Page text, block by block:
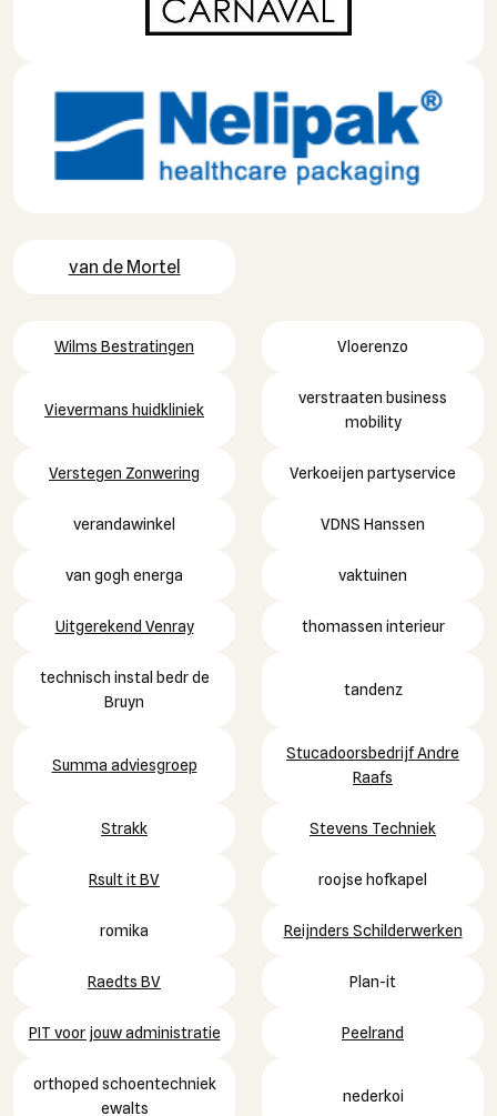
van de Mortel
Wilms Bestratingen Vloerenzo
Vievermans huidkliniek
verstraaten business
mobility
Verstegen Zonwering Verkoeijen partyservice
verandawinkel VDNS Hanssen
van gogh energa vaktuinen
Uitgerekend Venray thomassen interieur
technisch instal bedr de
Bruyn
tandenz
Summa adviesgroep
Stucadoorsbedrijf Andre
Raafs
Strakk Stevens Techniek
Rsult it BV roojse hofkapel
romika Reijnders Schilderwerken
Raedts BV Plan-it
PIT voor jouw administratie Peelrand
orthoped schoentechniek
ewalts
nederkoi